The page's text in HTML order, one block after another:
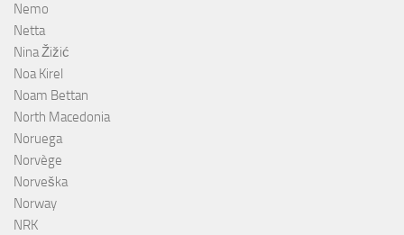
Nemo
Netta
Nina Žižić
Noa Kirel
Noam Bettan
North Macedonia
Noruega
Norvège
Norveška
Norway
NRK